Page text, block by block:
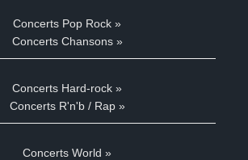
Concerts Pop Rock »
Concerts Chansons »
Concerts Hard-rock »
Concerts R'n'b / Rap »
Concerts World »